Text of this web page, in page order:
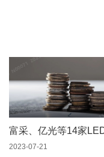
2023-07-21